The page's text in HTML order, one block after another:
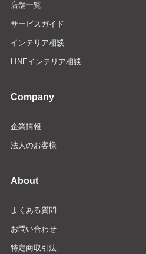
店舗一覧
サービスガイド
インテリア相談
LINEインテリア相談
Company
企業情報
法人のお客様
About
よくある質問
お問い合わせ
特定商取引法